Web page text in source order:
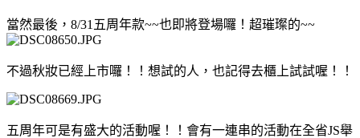
當然最後，8/31五周年款~~也即將登場囉！超璀璨的~~
不過秋妝已經上市囉！！想試的人，也記得去櫃上試試喔！！
五周年可是有盛大的活動喔！！會有一連串的活動在全省JS舉